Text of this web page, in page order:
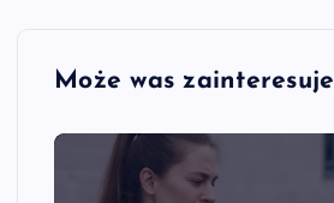
Może was zainteresuje